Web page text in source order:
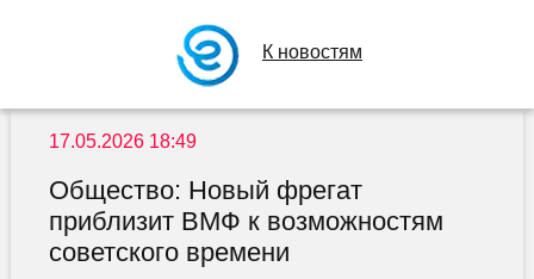
К новостям
17.05.2026 18:49
Общество: Новый фрегат
приблизит ВМФ к возможностям
советского времени